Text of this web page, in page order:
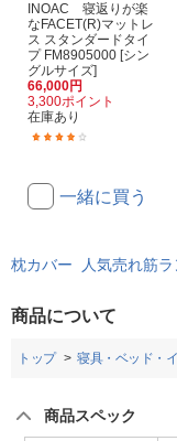
INOAC 寝返りが楽
なFACET(R)マットレ
ス スタンダードタイ
プ FM8905000 [シン
グルサイズ]
66,000円
3,300ポイント
在庫あり
一緒に買う
枕カバー 人気売れ筋ラ
商品について
トップ 寝具・ベッド・
商品スペック